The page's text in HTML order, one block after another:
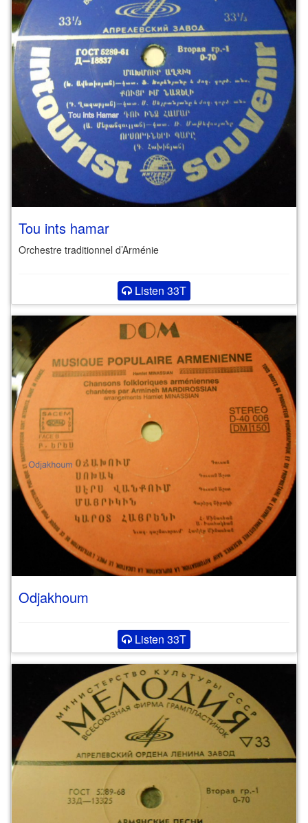
Tou ints hamar
Orchestre traditionnel d’Arménie
Listen 33T
Odjakhoum
Listen 33T